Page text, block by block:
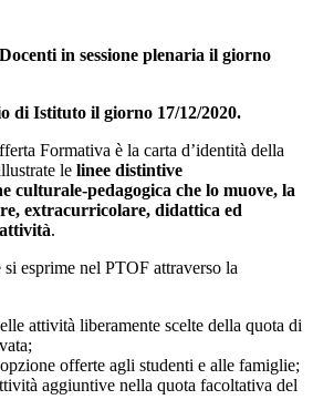
in sessione plenaria il giorno
di Istituto il giorno 17/12/2020.
Formativa è la carta d’identità della
le linee distintive
culturale-pedagogica che lo muove, la
extracurricolare, didattica ed
.
esprime nel PTOF attraverso la
attività liberamente scelte della quota di
offerte agli studenti e alle famiglie;
aggiuntive nella quota facoltativa del